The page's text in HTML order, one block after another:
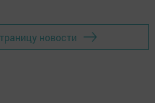
новости